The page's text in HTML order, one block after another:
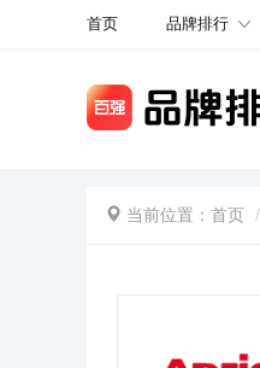
首页 品牌排行
当前位置： 首页